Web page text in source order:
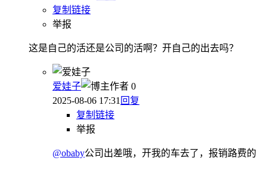
复制链接
举报
这是自己的活还是公司的活啊？开自己的出去吗？
爱娃子 作者 0
2025-08-06 17:31 回复
复制链接
举报
@obaby公司出差哦，开我的车去了，报销路费的